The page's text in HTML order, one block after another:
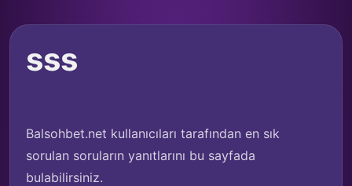
sss
Balsohbet.net kullanıcıları tarafından en sık
sorulan soruların yanıtlarını bu sayfada
bulabilirsiniz.